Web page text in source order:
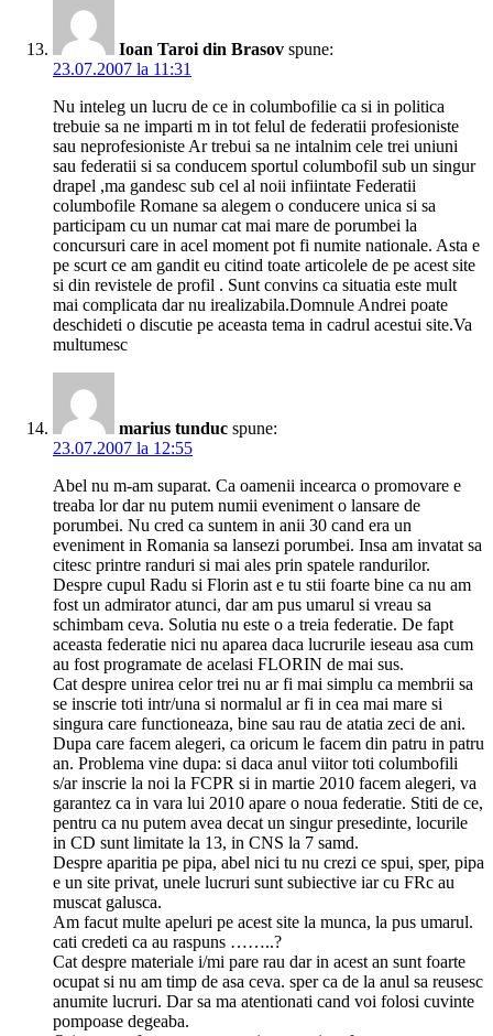
Ioan Taroi din Brasov spune:
23.07.2007 la 11:31
Nu inteleg un lucru de ce in columbofilie ca si in politica
trebuie sa ne imparti m in tot felul de federatii profesioniste
sau neprofesioniste Ar trebui sa ne intalnim cele trei uniuni
sau federatii si sa conducem sportul columbofil sub un singur
drapel ,ma gandesc sub cel al noii infiintate Federatii
columbofile Romane sa alegem o conducere unica si sa
participam cu un numar cat mai mare de porumbei la
concursuri care in acel moment pot fi numite nationale. Asta e
pe scurt ce am gandit eu citind toate articolele de pe acest site
si din revistele de profil . Sunt convins ca situatia este mult
mai complicata dar nu irealizabila.Domnule Andrei poate
deschideti o discutie pe aceasta tema in cadrul acestui site.Va
multumesc
marius tunduc spune:
23.07.2007 la 12:55
Abel nu m-am suparat. Ca oamenii incearca o promovare e
treaba lor dar nu putem numii eveniment o lansare de
porumbei. Nu cred ca suntem in anii 30 cand era un
eveniment in Romania sa lansezi porumbei. Insa am invatat sa
citesc printre randuri si mai ales prin spatele randurilor.
Despre cupul Radu si Florin ast e tu stii foarte bine ca nu am
fost un admirator atunci, dar am pus umarul si vreau sa
schimbam ceva. Solutia nu este o a treia federatie. De fapt
aceasta federatie nici nu aparea daca lucrurile ieseau asa cum
au fost programate de acelasi FLORIN de mai sus.
Cat despre unirea celor trei nu ar fi mai simplu ca membrii sa
se inscrie toti intr/una si normalul ar fi in cea mai mare si
singura care functioneaza, bine sau rau de atatia zeci de ani.
Dupa care facem alegeri, ca oricum le facem din patru in patru
an. Problema vine dupa: si daca anul viitor toti columbofili
s/ar inscrie la noi la FCPR si in martie 2010 facem alegeri, va
garantez ca in vara lui 2010 apare o noua federatie. Stiti de ce,
pentru ca nu putem avea decat un singur presedinte, locurile
in CD sunt limitate la 13, in CNS la 7 samd.
Despre aparitia pe pipa, abel nici tu nu crezi ce spui, sper, pipa
e un site privat, unele lucruri sunt subiective iar cu FRc au
muscat galusca.
Am facut multe apeluri pe acest site la munca, la pus umarul.
cati credeti ca au raspuns ……..?
Cat despre materiale i/mi pare rau dar in acest an sunt foarte
ocupat si nu am timp de asa ceva. sper ca de la anul sa reusesc
anumite lucruri. Dar sa ma atentionati cand voi folosi cuvinte
pompoase degeaba.